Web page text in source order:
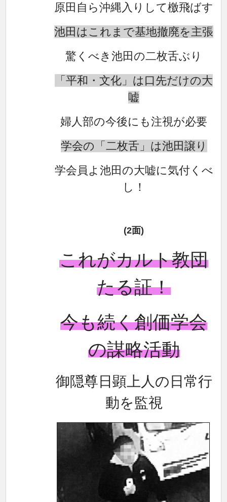
原田自ら沖縄入りして檄飛ばす
池田はこれまで基地撤廃を主張
驚くべき池田の二枚舌ぶり
「平和・文化」は口先だけの大
嘘
婦人部の今後にも注視が必要
学会の「二枚舌」は池田譲り
学会員よ池田の大嘘に気付くべ
し！
(2面)
これがカルト教団
たる証！
今も続く創価学会
の謀略活動
御隠尊日顕上人の日常行
動を監視